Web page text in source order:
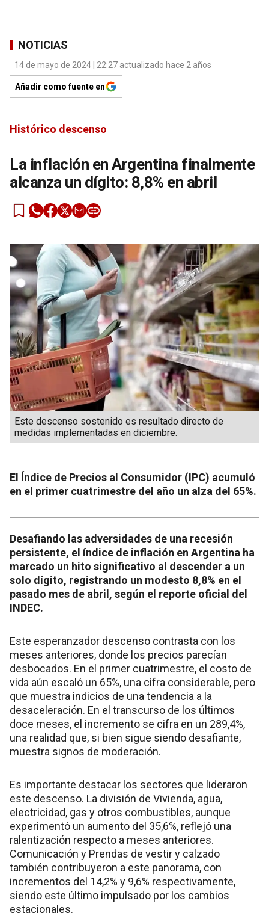
NOTICIAS
14 de mayo de 2024 | 22:27 actualizado hace 2 años
Añadir como fuente en
Histórico descenso
La inflación en Argentina finalmente
alcanza un dígito: 8,8% en abril
Este descenso sostenido es resultado directo de
medidas implementadas en diciembre.
El Índice de Precios al Consumidor (IPC) acumuló
en el primer cuatrimestre del año un alza del 65%.
Desafiando las adversidades de una recesión
persistente, el índice de inflación en Argentina ha
marcado un hito significativo al descender a un
solo dígito, registrando un modesto 8,8% en el
pasado mes de abril, según el reporte oficial del
INDEC.
Este esperanzador descenso contrasta con los
meses anteriores, donde los precios parecían
desbocados. En el primer cuatrimestre, el costo de
vida aún escaló un 65%, una cifra considerable, pero
que muestra indicios de una tendencia a la
desaceleración. En el transcurso de los últimos
doce meses, el incremento se cifra en un 289,4%,
una realidad que, si bien sigue siendo desafiante,
muestra signos de moderación.
Es importante destacar los sectores que lideraron
este descenso. La división de Vivienda, agua,
electricidad, gas y otros combustibles, aunque
experimentó un aumento del 35,6%, reflejó una
ralentización respecto a meses anteriores.
Comunicación y Prendas de vestir y calzado
también contribuyeron a este panorama, con
incrementos del 14,2% y 9,6% respectivamente,
siendo este último impulsado por los cambios
estacionales.